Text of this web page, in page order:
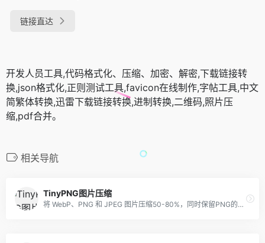
链接直达
开发人员工具,代码格式化、压缩、加密、解密,下载链接转
换,json格式化,正则测试工具,favicon在线制作,字帖工具,中文
简繁体转换,迅雷下载链接转换,进制转换,二维码,照片压
缩,pdf合并。
相关导航
TinyPNG图片压缩
将 WebP、PNG 和 JPEG 图片压缩50-80%，同时保留PNG的透明度。